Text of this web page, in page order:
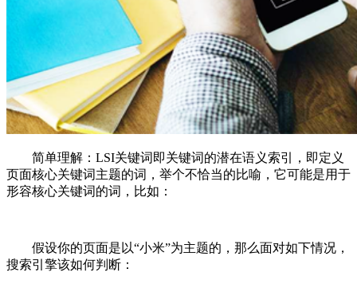
简单理解：LSI关键词即关键词的潜在语义索引，即定义
页面核心关键词主题的词，举个不恰当的比喻，它可能是用于
形容核心关键词的词，比如：
假设你的页面是以“小米”为主题的，那么面对如下情况，
搜索引擎该如何判断：